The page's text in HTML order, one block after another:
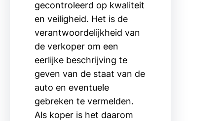
gecontroleerd op kwaliteit
en veiligheid. Het is de
verantwoordelijkheid van
de verkoper om een
eerlijke beschrijving te
geven van de staat van de
auto en eventuele
gebreken te vermelden.
Als koper is het daarom